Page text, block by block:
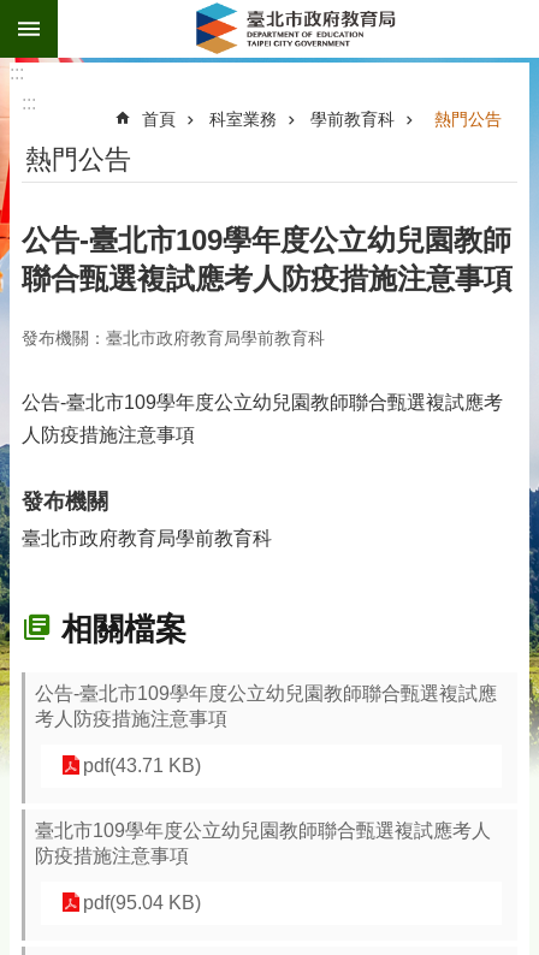
跳到主要內容區塊
:::
:::
首頁 科室業務 學前教育科 熱門公告
熱門公告
公告-臺北市109學年度公立幼兒園教師
聯合甄選複試應考人防疫措施注意事項
發布機關：臺北市政府教育局學前教育科
公告-臺北市109學年度公立幼兒園教師聯合甄選複試應考
人防疫措施注意事項
發布機關
臺北市政府教育局學前教育科
相關檔案
公告-臺北市109學年度公立幼兒園教師聯合甄選複試應
考人防疫措施注意事項
pdf(43.71 KB)
臺北市109學年度公立幼兒園教師聯合甄選複試應考人
防疫措施注意事項
pdf(95.04 KB)